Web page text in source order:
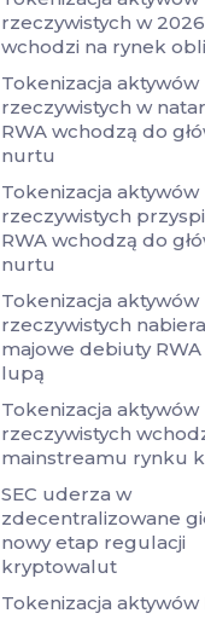
rzeczywistych w
wchodzi na rynek
Tokenizacja aktywów
rzeczywistych w
RWA wchodzą do
nurtu
Tokenizacja aktywów
rzeczywistych
RWA wchodzą do
nurtu
Tokenizacja aktywów
rzeczywistych
majowe debiuty
lupą
Tokenizacja aktywów
rzeczywistych
mainstreamu rynku
SEC uderza w
zdecentralizowane
nowy etap regulacji
kryptowalut
Tokenizacja aktywów